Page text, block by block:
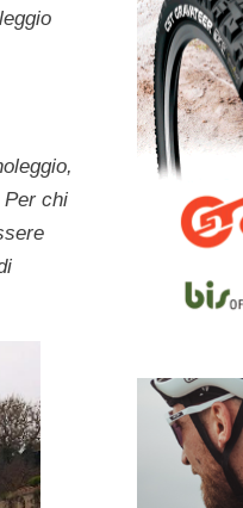
Per chi